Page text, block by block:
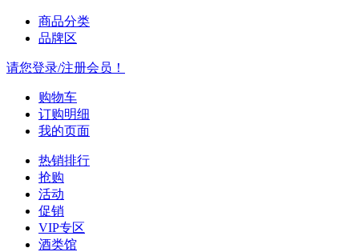
商品分类
品牌区
请您登录/注册会员！
购物车
订购明细
我的页面
热销排行
抢购
活动
促销
VIP专区
酒类馆